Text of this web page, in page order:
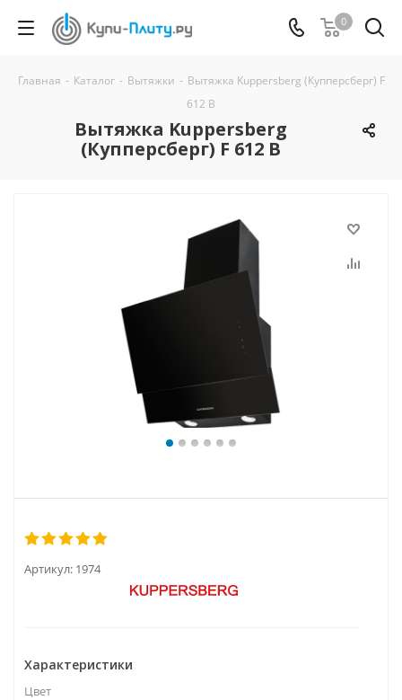
0
Главная - Каталог - Вытяжки - Вытяжка Kuppersberg (Купперсберг) F
612 B
Вытяжка Kuppersberg
(Купперсберг) F 612 B
Артикул: 1974
Характеристики
Цвет